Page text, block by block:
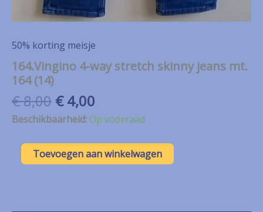
50% korting meisje
164.Vingino 4-way stretch skinny jeans mt.
164 (14)
€8,00 Oorspronkelijke
prijs
€ 8,00.
€4,00
prijs
is:
€ 4,00.
Beschikbaarheid:Op voorraad
164.VinginoToevoegen aan winkelwagen